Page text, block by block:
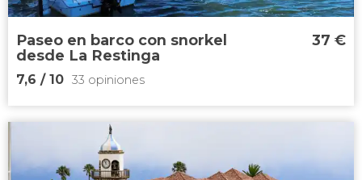
Paseo en barco con snorkel
desde La Restinga
7,6 / 10 33 opiniones
37 €